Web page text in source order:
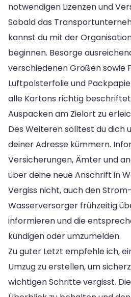
notwendigen Lizenzen und
Sobald das
kannst du mit der
beginnen. Besorge
verschiedenen Größen sowie
Luftpolsterfolie und
alle Kartons richtig beschriftet
Auspacken am Zielort zu
Des Weiteren solltest du dich
deiner Adresse kümmern.
Versicherungen, Ämter und
über deine neue Anschrift in
Vergiss nicht, auch den
Wasserversorger frühzeitig
informieren und die
kündigen oder umzumelden.
Zu guter Letzt empfehle ich,
Umzug zu erstellen, um
wichtigen Schritte vergisst.